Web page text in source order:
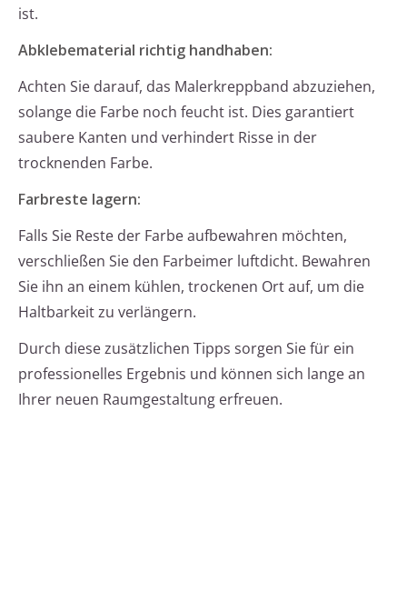
ist.
Abklebematerial richtig handhaben:
Achten Sie darauf, das Malerkreppband abzuziehen,
solange die Farbe noch feucht ist. Dies garantiert
saubere Kanten und verhindert Risse in der
trocknenden Farbe.
Farbreste lagern:
Falls Sie Reste der Farbe aufbewahren möchten,
verschließen Sie den Farbeimer luftdicht. Bewahren
Sie ihn an einem kühlen, trockenen Ort auf, um die
Haltbarkeit zu verlängern.
Durch diese zusätzlichen Tipps sorgen Sie für ein
professionelles Ergebnis und können sich lange an
Ihrer neuen Raumgestaltung erfreuen.